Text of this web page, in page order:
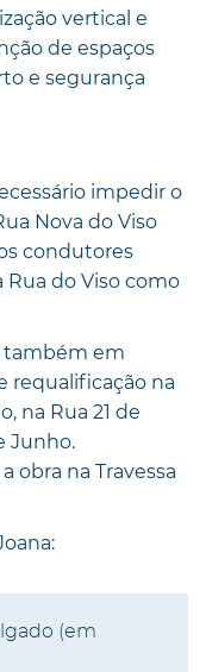
vertical e
de espaços
e segurança
impedir o
Nova do Viso
condutores
Rua do Viso como
também em
requalificação na
na Rua 21 de
Junho.
obra na Travessa
(em